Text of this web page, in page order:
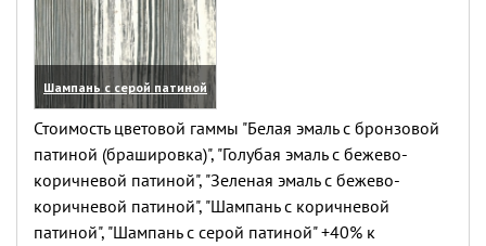
Шампань с серой патиной
(увеличить)
Стоимость цветовой гаммы "Белая эмаль с бронзовой
патиной (брашировка)", "Голубая эмаль с бежево-
коричневой патиной", "Зеленая эмаль с бежево-
коричневой патиной", "Шампань с коричневой
патиной", "Шампань с серой патиной" +40% к